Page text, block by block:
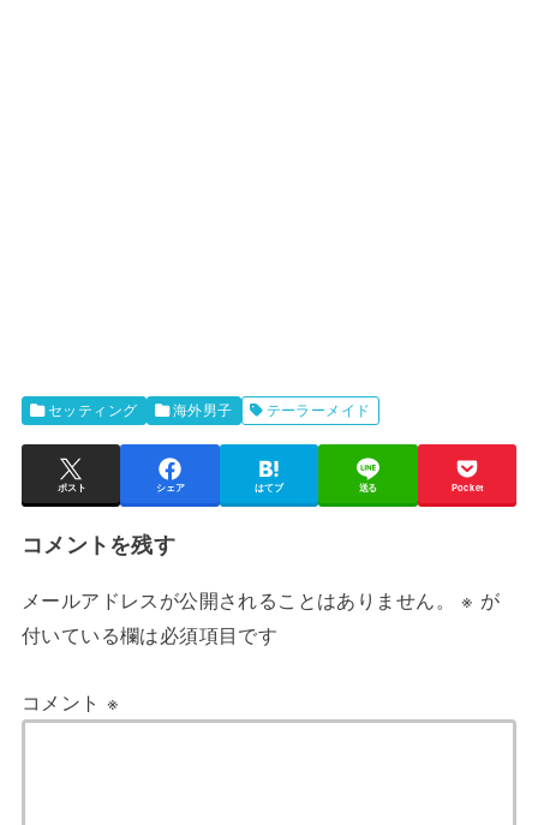
セッティング 海外男子 テーラーメイド
ポスト シェア はてブ 送る Pocket
コメントを残す
メールアドレスが公開されることはありません。 ※ が
付いている欄は必須項目です
コメント ※